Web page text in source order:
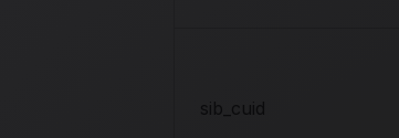
sib_cuid